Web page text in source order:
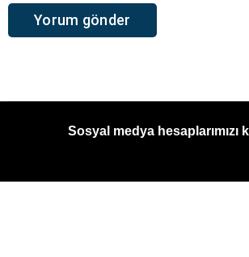
Sosyal medya hesaplarımızı